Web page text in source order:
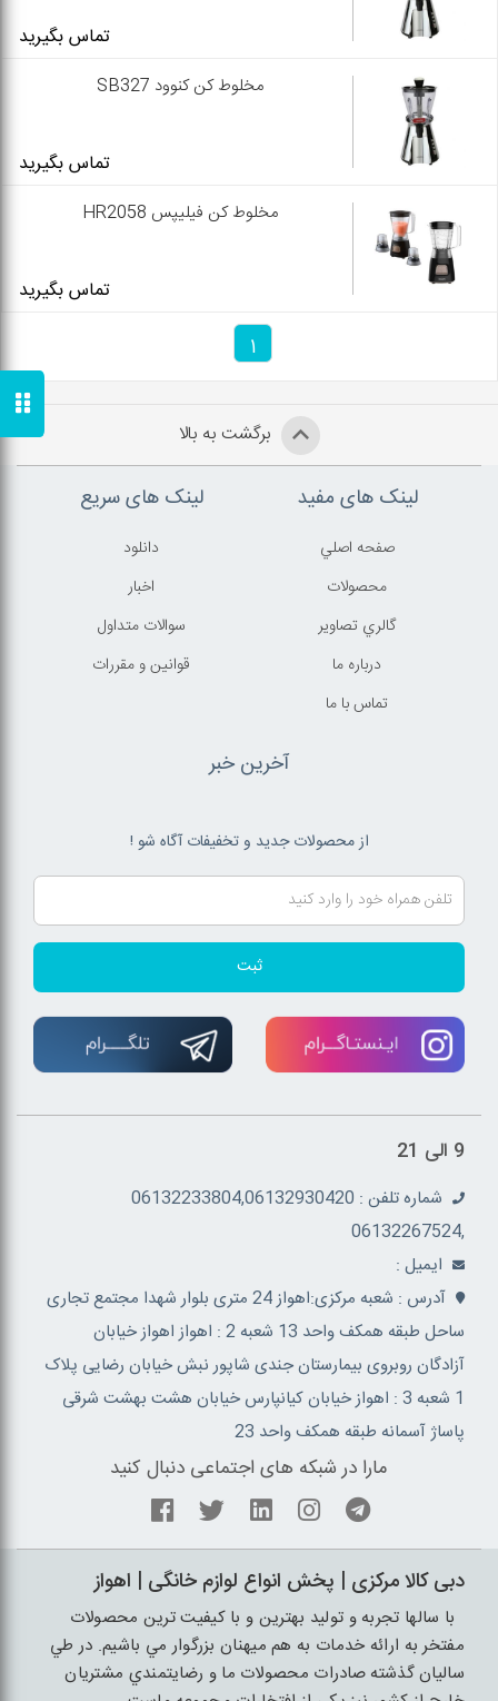
تماس بگیرید
مخلوط کن کنوود SB327
تماس بگیرید
مخلوط کن فیلیپس HR2058
تماس بگیرید
1
برگشت به بالا
لینک های مفید
صفحه اصلي
محصولات
گالري تصاوير
درباره ما
تماس با ما
لینک های سریع
دانلود
اخبار
سوالات متداول
قوانين و مقررات
آخرین خبر
از محصولات جدید و تخفیفات آگاه شو !
ثبت
9 الی 21
شماره تلفن : 06132233804,06132930420
,06132267524
ايميل :
آدرس : شعبه مرکزی:اهواز 24 متری بلوار شهدا مجتمع تجاری
ساحل طبقه همکف واحد 13 شعبه 2 : اهواز اهواز خیابان
آزادگان روبروی بیمارستان جندی شاپور نبش خیابان رضایی پلاک
1 شعبه 3 : اهواز خیابان کیانپارس خیابان هشت بهشت شرقی
پاساژ آسمانه طبقه همکف واحد 23
مارا در شبکه های اجتماعی دنبال کنید
دبی کالا مرکزی | پخش انواع لوازم خانگی | اهواز
با سالها تجربه و توليد بهترين و با کيفيت ترين محصولات
مفتخر به ارائه خدمات به هم ميهنان بزرگوار مي باشيم. در طي
ساليان گذشته صادرات محصولات ما و رضايتمندي مشتريان